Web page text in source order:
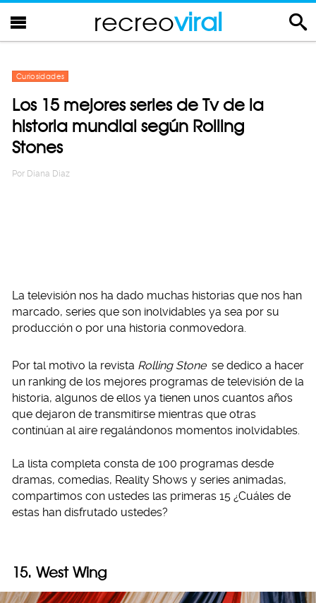
recreoviral
Curiosidades
Los 15 mejores series de Tv de la
historia mundial según Rolling
Stones
Por Diana Diaz
La televisión nos ha dado muchas historias que nos han
marcado, series que son inolvidables ya sea por su
producción o por una historia conmovedora.
Por tal motivo la revista Rolling Stone se dedico a hacer
un ranking de los mejores programas de televisión de la
historia, algunos de ellos ya tienen unos cuantos años
que dejaron de transmitirse mientras que otras
continúan al aire regalándonos momentos inolvidables.
La lista completa consta de 100 programas desde
dramas, comedias, Reality Shows y series animadas,
compartimos con ustedes las primeras 15 ¿Cuáles de
estas han disfrutado ustedes?
15. West Wing